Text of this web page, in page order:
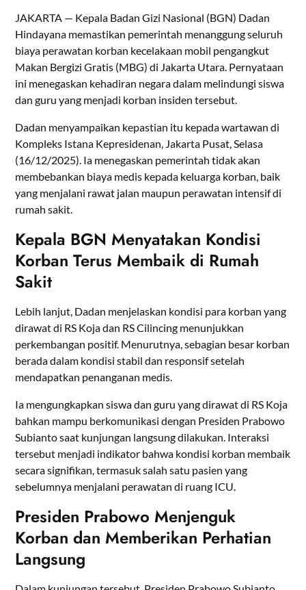
JAKARTA — Kepala Badan Gizi Nasional (BGN) Dadan
Hindayana memastikan pemerintah menanggung seluruh
biaya perawatan korban kecelakaan mobil pengangkut
Makan Bergizi Gratis (MBG) di Jakarta Utara. Pernyataan
ini menegaskan kehadiran negara dalam melindungi siswa
dan guru yang menjadi korban insiden tersebut.
Dadan menyampaikan kepastian itu kepada wartawan di
Kompleks Istana Kepresidenan, Jakarta Pusat, Selasa
(16/12/2025). Ia menegaskan pemerintah tidak akan
membebankan biaya medis kepada keluarga korban, baik
yang menjalani rawat jalan maupun perawatan intensif di
rumah sakit.
Kepala BGN Menyatakan Kondisi
Korban Terus Membaik di Rumah
Sakit
Lebih lanjut, Dadan menjelaskan kondisi para korban yang
dirawat di RS Koja dan RS Cilincing menunjukkan
perkembangan positif. Menurutnya, sebagian besar korban
berada dalam kondisi stabil dan responsif setelah
mendapatkan penanganan medis.
Ia mengungkapkan siswa dan guru yang dirawat di RS Koja
bahkan mampu berkomunikasi dengan Presiden Prabowo
Subianto saat kunjungan langsung dilakukan. Interaksi
tersebut menjadi indikator bahwa kondisi korban membaik
secara signifikan, termasuk salah satu pasien yang
sebelumnya menjalani perawatan di ruang ICU.
Presiden Prabowo Menjenguk
Korban dan Memberikan Perhatian
Langsung